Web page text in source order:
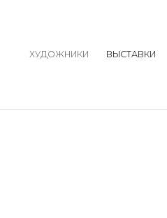
ХУДОЖНИКИ ВЫСТАВКИ